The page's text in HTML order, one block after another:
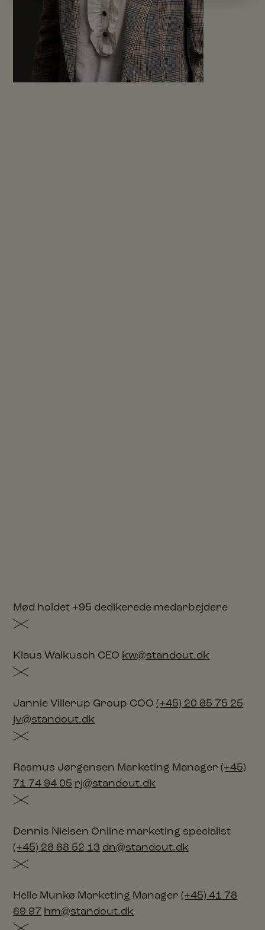
Mød holdet +95 dedikerede medarbejdere
Klaus Walkusch CEO kw@standout.dk
Jannie Villerup Group COO (+45) 20 85 75 25
jv@standout.dk
Rasmus Jørgensen Marketing Manager (+45)
71 74 94 05 rj@standout.dk
Dennis Nielsen Online marketing specialist
(+45) 28 88 52 13 dn@standout.dk
Helle Munkø Marketing Manager (+45) 41 78
69 97 hm@standout.dk